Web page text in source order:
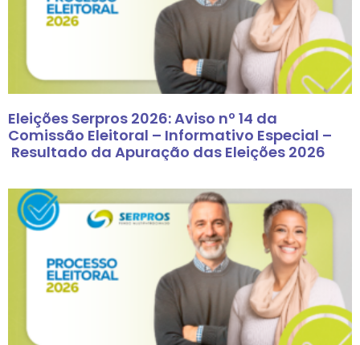
Eleições Serpros 2026: Aviso nº 14 da
Comissão Eleitoral – Informativo Especial –
Resultado da Apuração das Eleições 2026